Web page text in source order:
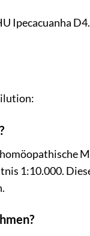
Ipecacuanha
1:10.000.